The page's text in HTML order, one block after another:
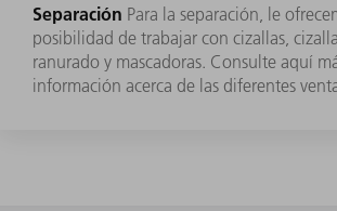
Separación Para la separación, le
posibilidad de trabajar con cizallas,
ranurado y mascadoras. Consulte aquí
información acerca de las diferentes